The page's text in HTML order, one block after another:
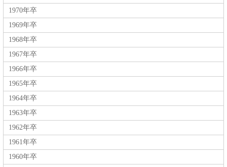
1970年卒
1969年卒
1968年卒
1967年卒
1966年卒
1965年卒
1964年卒
1963年卒
1962年卒
1961年卒
1960年卒